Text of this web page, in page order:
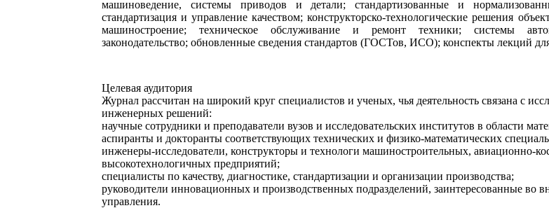
машиноведение, системы приводов и детали; стандартизованные и
стандартизация и управление качеством; конструкторско-технологические решения
машиностроение; техническое обслуживание и ремонт техники; системы
законодательство; обновленные сведения стандартов (ГОСТов, ИСО); конспекты лекций
Целевая аудитория
Журнал рассчитан на широкий круг специалистов и ученых, чья деятельность связана с
инженерных решений:
научные сотрудники и преподаватели вузов и исследовательских институтов в области
аспиранты и докторанты соответствующих технических и физико-математических
инженеры-исследователи, конструкторы и технологи машиностроительных, авиационно-
высокотехнологичных предприятий;
специалисты по качеству, диагностике, стандартизации и организации производства;
руководители инновационных и производственных подразделений, заинтересованные во
управления.